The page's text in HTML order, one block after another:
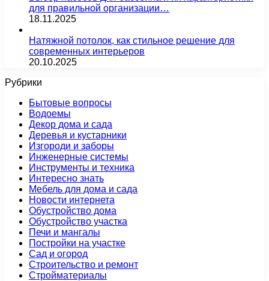
для правильной организации…
18.11.2025
Натяжной потолок, как стильное решение для
современных интерьеров
20.10.2025
Рубрики
Бытовые вопросы
Водоемы
Декор дома и сада
Деревья и кустарники
Изгороди и заборы
Инженерные системы
Инструменты и техника
Интересно знать
Мебель для дома и сада
Новости интернета
Обустройство дома
Обустройство участка
Печи и мангалы
Постройки на участке
Сад и огород
Строительство и ремонт
Стройматериалы